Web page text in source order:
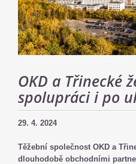
OKD a Třinecké
spolupráci i po
29. 4. 2024
Těžební společnost OKD a
dlouhodobě obchodními